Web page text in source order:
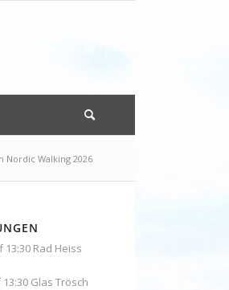
Nordic Walking 2026
13:30 Rad Heiss
Glas Trösch